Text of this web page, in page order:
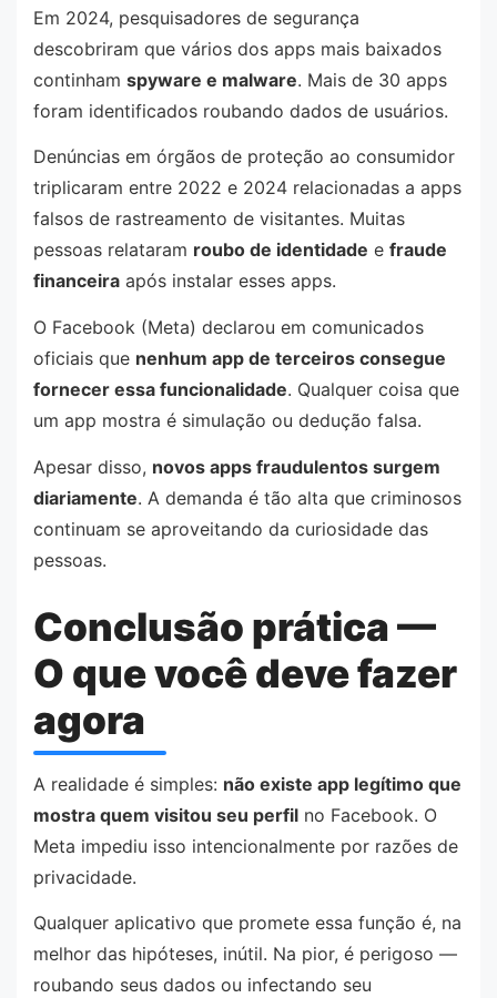
Em 2024, pesquisadores de segurança
descobriram que vários dos apps mais baixados
continham spyware e malware. Mais de 30 apps
foram identificados roubando dados de usuários.
Denúncias em órgãos de proteção ao consumidor
triplicaram entre 2022 e 2024 relacionadas a apps
falsos de rastreamento de visitantes. Muitas
pessoas relataram roubo de identidade e fraude
financeira após instalar esses apps.
O Facebook (Meta) declarou em comunicados
oficiais que nenhum app de terceiros consegue
fornecer essa funcionalidade. Qualquer coisa que
um app mostra é simulação ou dedução falsa.
Apesar disso, novos apps fraudulentos surgem
diariamente. A demanda é tão alta que criminosos
continuam se aproveitando da curiosidade das
pessoas.
Conclusão prática —
O que você deve fazer
agora
A realidade é simples: não existe app legítimo que
mostra quem visitou seu perfil no Facebook. O
Meta impediu isso intencionalmente por razões de
privacidade.
Qualquer aplicativo que promete essa função é, na
melhor das hipóteses, inútil. Na pior, é perigoso —
roubando seus dados ou infectando seu